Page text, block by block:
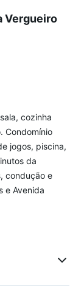
Vergueiro
cozinha
Condomínio
jogos, piscina,
da
condução e
e Avenida